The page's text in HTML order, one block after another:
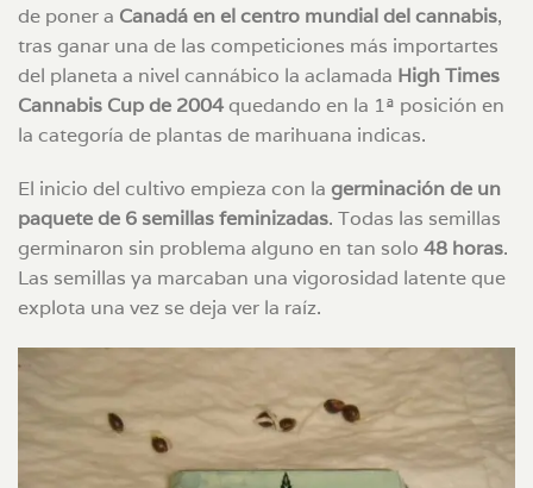
de poner a Canadá en el centro mundial del cannabis,
tras ganar una de las competiciones más importartes
del planeta a nivel cannábico la aclamada High Times
Cannabis Cup de 2004quedando en la 1ª posición en
la categoría de plantas de marihuana indicas.
El inicio del cultivo empieza con la germinación de un
paquete de 6 semillas feminizadas. Todas las semillas
germinaron sin problema alguno en tan solo 48 horas.
Las semillas ya marcaban una vigorosidad latente que
explota una vez se deja ver la raíz.